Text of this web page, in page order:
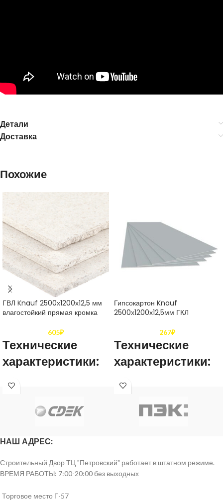
Детали
Доставка
Похожие
ГВЛ Knauf 2500х1200х12,5 мм
влагостойкий прямая кромка
605₽
Технические
характеристики:
Толщина
2500 мм
Допустимые
отклонения
до 3 мм в меньшую
сторону
Влагостойкость
Гипсокартон Knauf
2500х1200х12,5мм ГКЛ
267₽
Технические
характеристики:
Толщина
2500 мм
отклонения
ширине до
НАШ АДРЕС:
Строительный Двор ТЦ "Петровский" работает в штатном режиме.
ВРЕМЯ РАБОТЫ: 7:00-20:00 без выходных
Торговое место Г-57